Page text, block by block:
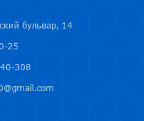
бульвар, 14
25
308